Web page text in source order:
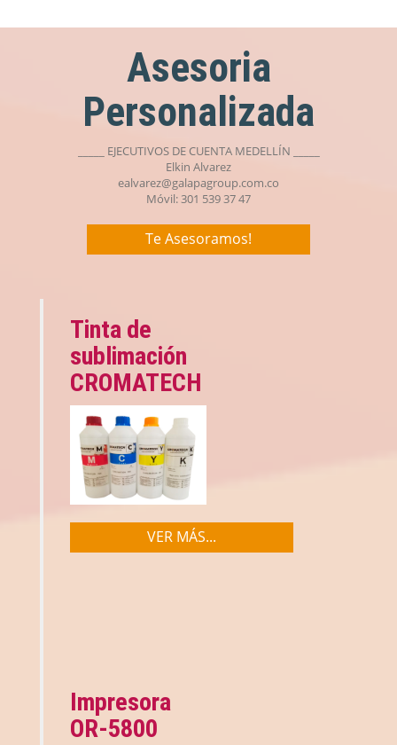
Asesoria
Personalizada
_____ EJECUTIVOS DE CUENTA MEDELLÍN _____
Elkin Alvarez
ealvarez@galapagroup.com.co
Móvil: 301 539 37 47
Te Asesoramos!
Tinta de
sublimación
CROMATECH
VER MÁS...
Impresora
OR-5800